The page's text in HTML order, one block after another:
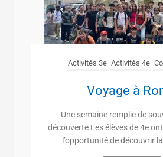
Activités 3e Activités 4e
Voyage à
Une semaine remplie de
découverte Les élèves de 4e
l’opportunité de découvrir